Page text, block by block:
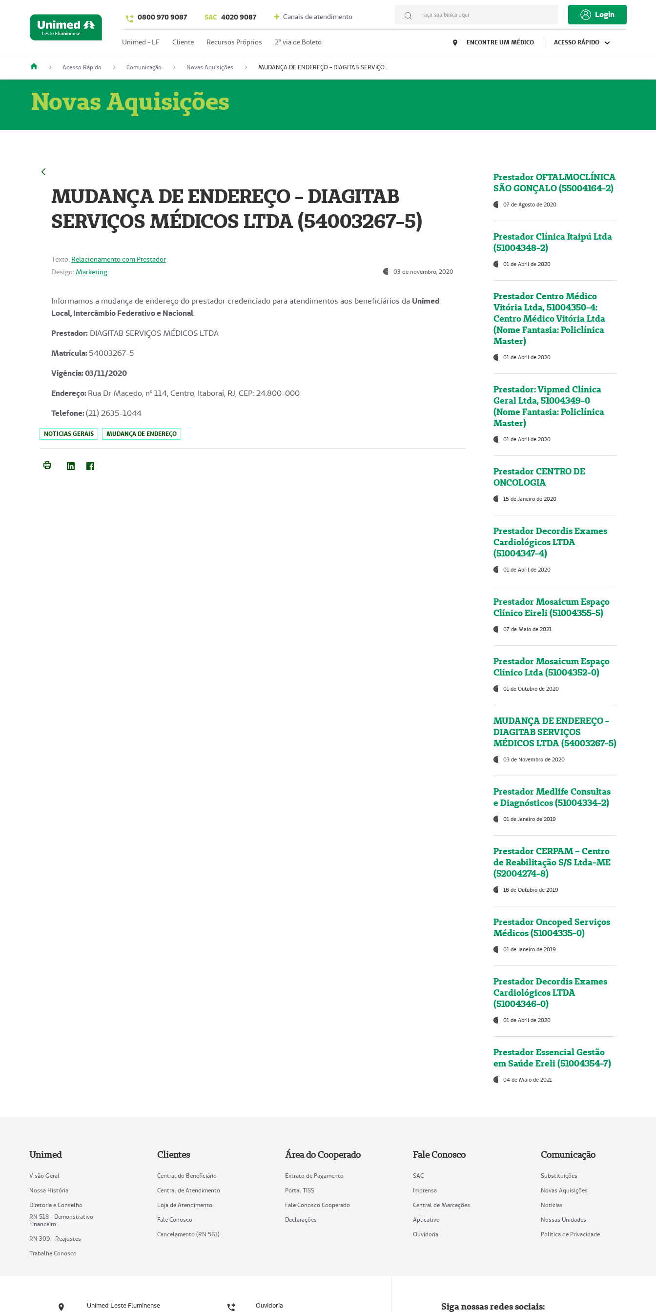
0800 970 9087 SAC 4020 9087 Canais de atendimento Faça sua busca aqui Login
Unimed - LF Cliente Recursos Próprios 2º via de Boleto ENCONTRE UM MÉDICO ACESSO RÁPIDO
Acesso Rápido Comunicação Novas Aquisições MUDANÇA DE ENDEREÇO - DIAGITAB SERVIÇOS MÉDICOS LTDA (54003267-5)
Novas Aquisições
MUDANÇA DE ENDEREÇO - DIAGITAB
SERVIÇOS MÉDICOS LTDA (54003267-5)
Texto: Relacionamento com Prestador
Design: Marketing 03 de novembro, 2020
Informamos a mudança de endereço do prestador credenciado para atendimentos aos beneficiários da Unimed
Local, Intercâmbio Federativo e Nacional.
Prestador: DIAGITAB SERVIÇOS MÉDICOS LTDA
Matrícula:54003267-5
Vigência: 03/11/2020
Endereço:Rua Dr Macedo, nº 114, Centro, Itaboraí, RJ, CEP: 24.800-000
Telefone:(21) 2635-1044
NOTICIAS GERAIS MUDANÇA DE ENDEREÇO
Prestador OFTALMOCLÍNICA
SÃO GONÇALO (55004164-2)
07 de Agosto de 2020
Prestador Clínica Itaipú Ltda
(51004348-2)
01 de Abril de 2020
Prestador Centro Médico
Vitória Ltda, 51004350-4:
Centro Médico Vitória Ltda
(Nome Fantasia: Policlínica
Master)
01 de Abril de 2020
Prestador: Vipmed Clínica
Geral Ltda, 51004349-0
(Nome Fantasia: Policlínica
Master)
01 de Abril de 2020
Prestador CENTRO DE
ONCOLOGIA
15 de Janeiro de 2020
Prestador Decordis Exames
Cardiológicos LTDA
(51004347-4)
01 de Abril de 2020
Prestador Mosaicum Espaço
Clínico Eireli (51004355-5)
07 de Maio de 2021
Prestador Mosaicum Espaço
Clínico Ltda (51004352-0)
01 de Outubro de 2020
MUDANÇA DE ENDEREÇO -
DIAGITAB SERVIÇOS
MÉDICOS LTDA (54003267-5)
03 de Novembro de 2020
Prestador Medlife Consultas
e Diagnósticos (51004334-2)
01 de Janeiro de 2019
Prestador CERPAM – Centro
de Reabilitação S/S Ltda-ME
(52004274-8)
18 de Outubro de 2019
Prestador Oncoped Serviços
Médicos (51004335-0)
01 de Janeiro de 2019
Prestador Decordis Exames
Cardiológicos LTDA
(51004346-0)
01 de Abril de 2020
Prestador Essencial Gestão
em Saúde Ereli (51004354-7)
04 de Maio de 2021
Unimed
Visão Geral
Nossa História
Diretoria e Conselho
RN 518 - Demonstrativo
Financeiro
RN 309 - Reajustes
Trabalhe Conosco
Clientes
Central do Beneficiário
Central de Atendimento
Loja de Atendimento
Fale Conosco
Cancelamento (RN 561)
Área do Cooperado
Extrato de Pagamento
Portal TISS
Fale Conosco Cooperado
Declarações
Fale Conosco
SAC
Imprensa
Central de Marcações
Aplicativo
Ouvidoria
Comunicação
Substituições
Novas Aquisições
Notícias
Nossas Unidades
Política de Privacidade
Unimed Leste Fluminense Ouvidoria Siga nossas redes sociais: